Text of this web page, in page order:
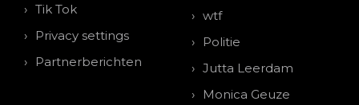
Tik Tok
Privacy settings
Partnerberichten
wtf
Politie
Jutta Leerdam
Monica Geuze